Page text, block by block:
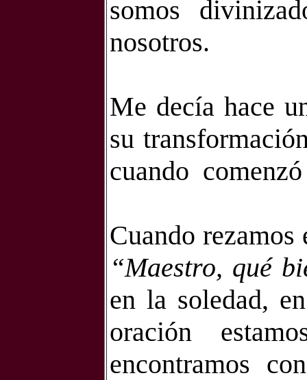
somos
nosotros.
Me decía hace
su
cuando
Cuando rezamos
“Maestro, qué
en la soledad,
oración
encontramos